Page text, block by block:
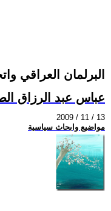
البرلمان العراقي
عباس عبد الرزاق
2009 / 11 / 13
مواضيع وابحاث سياسية